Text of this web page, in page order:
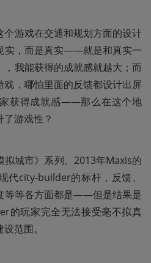
游戏在交通和规划方面的设计
实，而是真实——就是和真实一
我能获得的成就感就越大；而
，哪怕里面的反馈都设计出屏
获得成就感——那么在这个地
游戏性？
拟城市》系列。2013年Maxis的
代city-builder的标杆，反馈、
等等各方面都是——但是结果是
的玩家完全无法接受毫不拟真
范围。